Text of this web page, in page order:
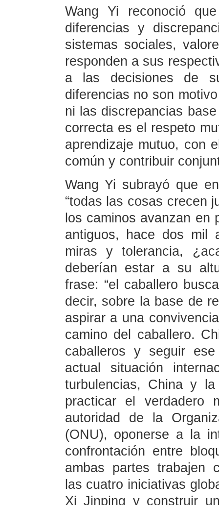
Wang Yi reconoció
diferencias y
sistemas sociales,
responden a sus
a las decisiones de
diferencias no son
ni las discrepancias
correcta es el respeto
aprendizaje mutuo, con
común y contribuir
Wang Yi subrayó que
“todas las cosas crecen
los caminos avanzan en
antiguos, hace dos mil
miras y tolerancia,
deberían estar a su
frase: “el caballero
decir, sobre la base de
aspirar a una
camino del caballero.
caballeros y seguir
actual situación
turbulencias, China y
practicar el verdadero
autoridad de la
(ONU), oponerse a la
confrontación entre
ambas partes trabajen
las cuatro iniciativas
Xi Jinping y construir